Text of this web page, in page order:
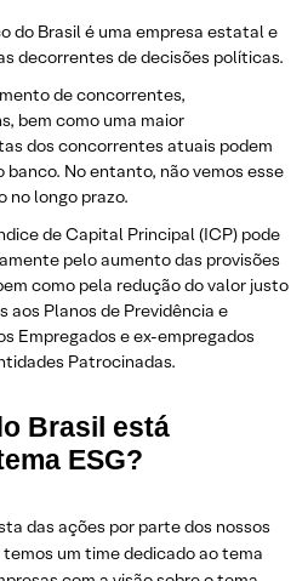
do Brasil é uma empresa estatal e
decorrentes de decisões políticas.
de concorrentes,
bem como uma maior
dos concorrentes atuais podem
No entanto, não vemos esse
no longo prazo.
de Capital Principal (ICP) pode
pelo aumento das provisões
como pela redução do valor justo
aos Planos de Previdência e
Empregados e ex-empregados
Patrocinadas.
Brasil está
ESG?
das ações por parte dos nossos
um time dedicado ao tema